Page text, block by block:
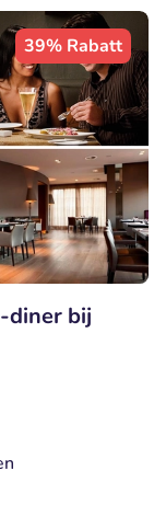
39% Rabatt
diner bij